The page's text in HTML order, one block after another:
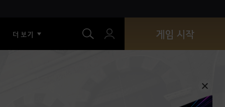
더 보기 게임 시작